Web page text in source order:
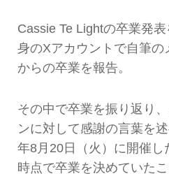
Cassie Te Lightの卒業発
身のXアカウントで自筆
からの卒業を報告。
その中で卒業を振り返り
ンに対して感謝の言葉を
年8月20日（火）に開催
時点で卒業を決めていた